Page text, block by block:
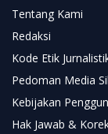
Tentang Kami
Redaksi
Kode Etik
Pedoman Media
Kebijakan
Hak Jawab &